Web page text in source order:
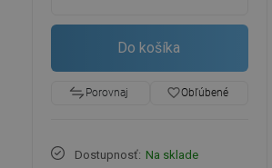
Do košíka
Porovnaj favorite_borderObľúbené
Dostupnosť: Na sklade